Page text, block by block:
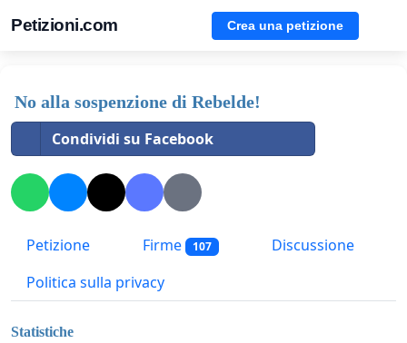
Petizioni.com Crea una petizione
No alla sospenzione di Rebelde!
Condividi su Facebook
Petizione Firme 107
Discussione
Politica sulla privacy
Statistiche